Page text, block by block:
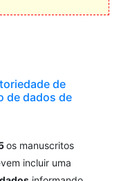
de
de dados de
os manuscritos
incluir uma